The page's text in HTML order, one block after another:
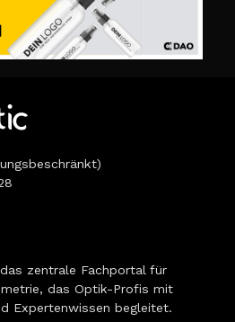
zentrale Fachportal für
das Optik-Profis mit
Expertenwissen begleitet.